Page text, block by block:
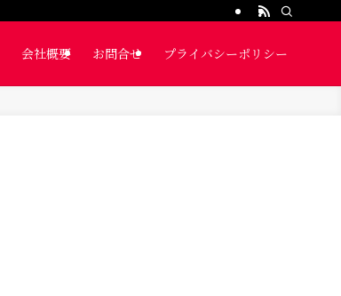
会社概要 お問合せ プライバシーポリシー